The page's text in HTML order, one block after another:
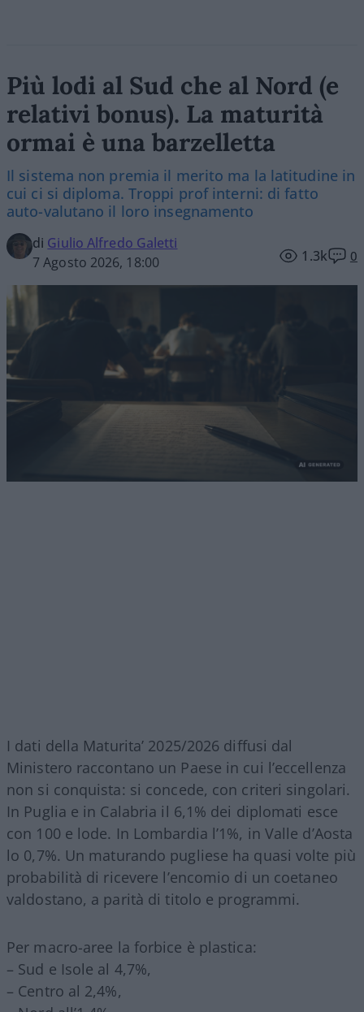
Più lodi al Sud che al Nord (e
relativi bonus). La maturità
ormai è una barzelletta
Il sistema non premia il merito ma la latitudine in
cui ci si diploma. Troppi prof interni: di fatto
auto-valutano il loro insegnamento
di Giulio Alfredo Galetti
7 Agosto 2026, 18:00
1.3k 0
I dati della Maturita’ 2025/2026 diffusi dal
Ministero raccontano un Paese in cui l’eccellenza
non si conquista: si concede, con criteri singolari.
In Puglia e in Calabria il 6,1% dei diplomati esce
con 100 e lode. In Lombardia l’1%, in Valle d’Aosta
lo 0,7%. Un maturando pugliese ha quasi volte più
probabilità di ricevere l’encomio di un coetaneo
valdostano, a parità di titolo e programmi.
Per macro-aree la forbice è plastica:
– Sud e Isole al 4,7%,
– Centro al 2,4%,